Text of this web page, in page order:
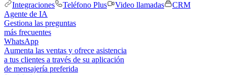
Integraciones
Teléfono Plus Video llamadas
CRM
Agente de IA
Gestiona las preguntas
más frecuentes
WhatsApp
Aumenta las ventas y ofrece asistencia
a tus clientes a través de su aplicación
de mensajería preferida